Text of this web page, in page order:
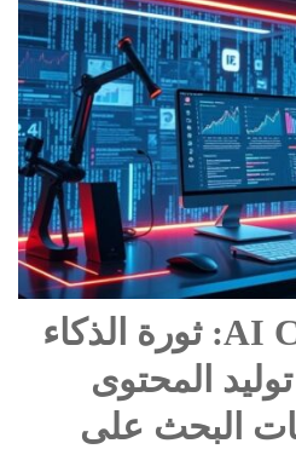
AI Content Wizard: ثورة الذكاء
المحتوى
البحث على